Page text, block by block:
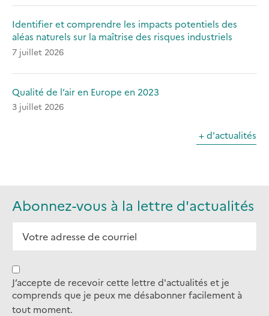
Identifier et comprendre les impacts potentiels des
aléas naturels sur la maîtrise des risques industriels
7 juillet 2026
Qualité de l’air en Europe en 2023
3 juillet 2026
+ d'actualités
Abonnez-vous à la lettre d'actualités
J’accepte de recevoir cette lettre d'actualités et je
comprends que je peux me désabonner facilement à
tout moment.